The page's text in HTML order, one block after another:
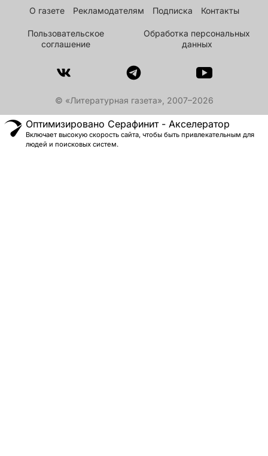
О газете Рекламодателям Подписка Контакты
Пользовательское
соглашение
Обработка персональных
данных
© «Литературная газета», 2007–2026
Оптимизировано Серафинит - Акселератор
Включает высокую скорость сайта, чтобы быть привлекательным для
людей и поисковых систем.